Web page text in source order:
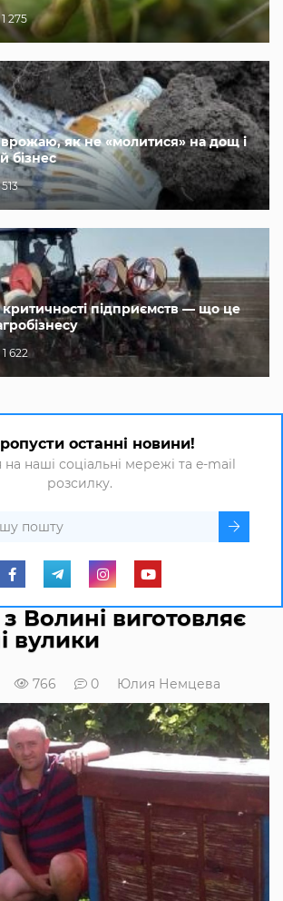
1 275
як не «молитися» на дощ і
бізнес
513
критичності підприємств — що це
1 622
останні новини!
на наші соціальні мережі та e-mail
розсилку.
Волині виготовляє
вулики
766 0 Юлия Немцева